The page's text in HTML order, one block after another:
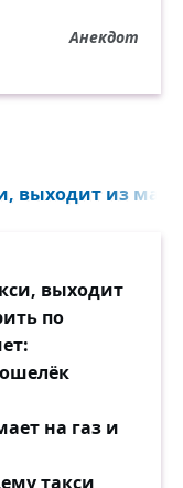
Анекдот
выходит из
выходит
по
на газ и
такси